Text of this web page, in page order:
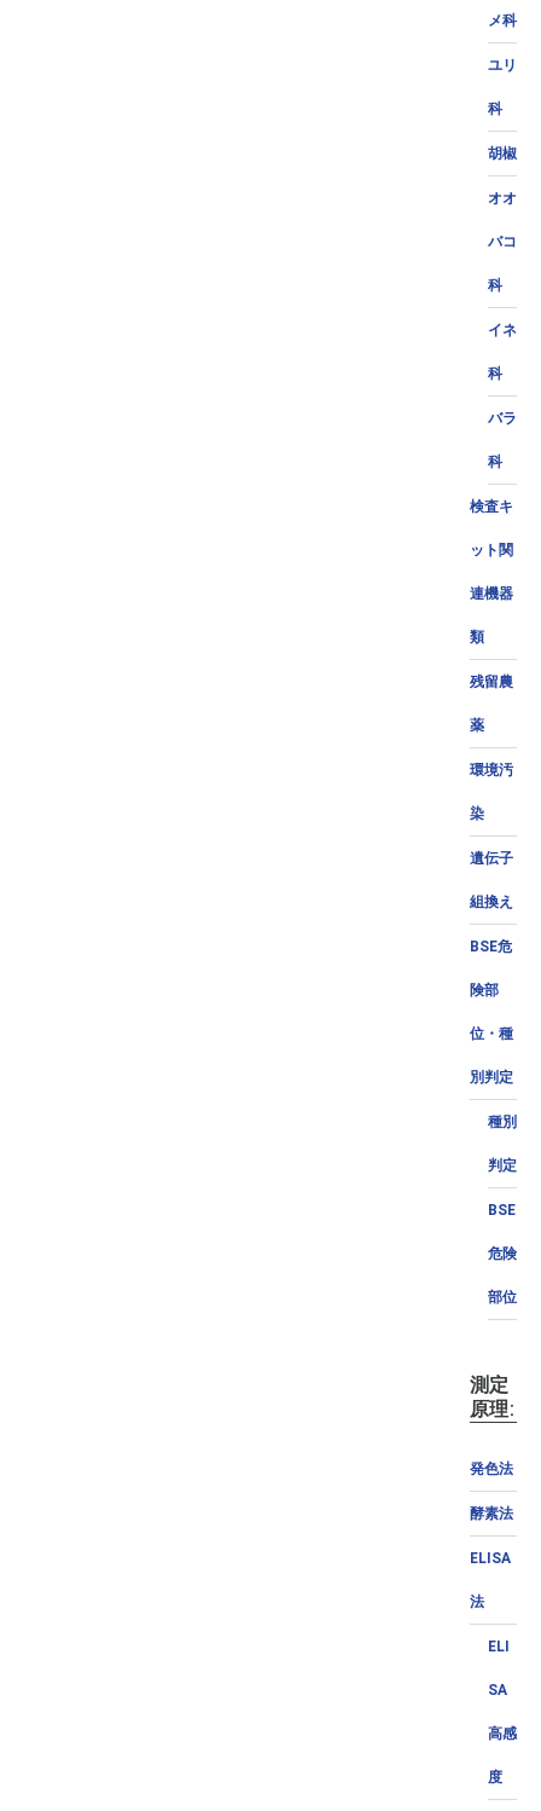
メ科
ユリ
科
胡椒
オオ
バコ
科
イネ
科
バラ
科
検査キ
ット関
連機器
類
残留農
薬
環境汚
染
遺伝子
組換え
BSE危
険部
位・種
別判定
種別
判定
BSE
危険
部位
測定
原理:
発色法
酵素法
ELISA
法
ELI
SA
高感
度